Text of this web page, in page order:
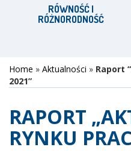
RÓWNOŚĆ I
RÓŻNORODNOŚĆ
Home » Aktualności » Raport
2021”
RAPORT
RYNKU